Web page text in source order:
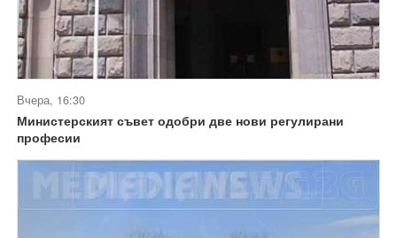
Вчера, 16:30
Министерският съвет одобри две нови регулирани
професии